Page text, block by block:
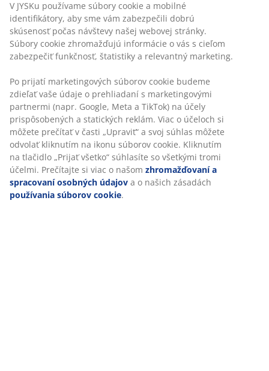
V JYSKu používame súbory cookie a mobilné
identifikátory, aby sme vám zabezpečili dobrú
skúsenosť počas návštevy našej webovej stránky.
Súbory cookie zhromažďujú informácie o vás s cieľom
zabezpečiť funkčnosť, štatistiky a relevantný marketing.
Po prijatí marketingových súborov cookie budeme
zdieľať vaše údaje o prehliadaní s marketingovými
partnermi (napr. Google, Meta a TikTok) na účely
prispôsobených a statických reklám. Viac o účeloch si
môžete prečítať v časti „Upraviť“ a svoj súhlas môžete
odvolať kliknutím na ikonu súborov cookie. Kliknutím
na tlačidlo „Prijať všetko“ súhlasíte so všetkými tromi
účelmi. Prečítajte si viac o našom zhromažďovaní a
spracovaní osobných údajov a o našich zásadách
používania súborov cookie.